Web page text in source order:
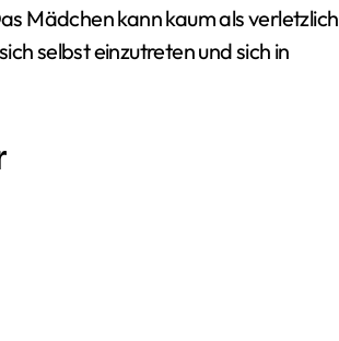
Mädchen kann kaum als verletzlich
selbst einzutreten und sich in